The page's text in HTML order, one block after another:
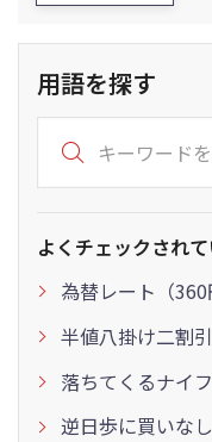
用語を探す
よくチェックされ
為替レート（360
半値八掛け二割引
落ちてくるナイ
逆日歩に買いなし